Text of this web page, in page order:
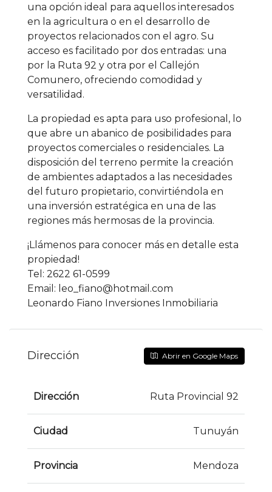
una opción ideal para aquellos interesados
en la agricultura o en el desarrollo de
proyectos relacionados con el agro. Su
acceso es facilitado por dos entradas: una
por la Ruta 92 y otra por el Callejón
Comunero, ofreciendo comodidad y
versatilidad.
La propiedad es apta para uso profesional, lo
que abre un abanico de posibilidades para
proyectos comerciales o residenciales. La
disposición del terreno permite la creación
de ambientes adaptados a las necesidades
del futuro propietario, convirtiéndola en
una inversión estratégica en una de las
regiones más hermosas de la provincia.
¡Llámenos para conocer más en detalle esta
propiedad!
Tel: 2622 61-0599
Email: leo_fiano@hotmail.com
Leonardo Fiano Inversiones Inmobiliaria
Dirección Abrir en Google Maps
Dirección Ruta Provincial 92
Ciudad Tunuyán
Provincia Mendoza